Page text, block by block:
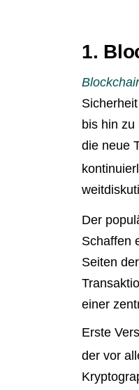
1.
bis hin
die neue
Der
Schaffen
Seiten
einer
Erste
der vor